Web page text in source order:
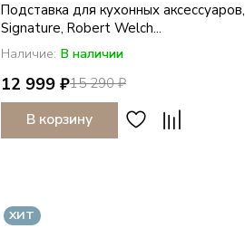
Подставка для кухонных аксессуаров,
Signature, Robert Welch...
Наличие: В наличии
15 290 ₽
12 999 ₽
В корзину
ХИТ